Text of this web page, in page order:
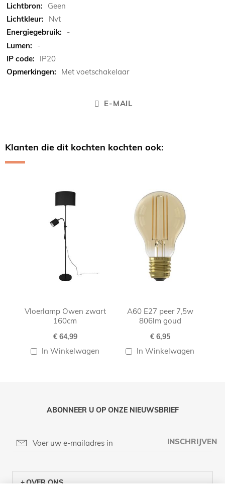
Geen
Nvt
-
-
IP20
Met voetschakelaar
E-MAIL
Klanten die dit kochten kochten ook:
Vloerlamp Owen zwart
160cm
€ 64,99
In Winkelwagen
A60 E27 peer 7,5w
806lm goud
€ 6,95
In Winkelwagen
ABONNEER U OP ONZE NIEUWSBRIEF
INSCHRIJVEN
OVER ONS